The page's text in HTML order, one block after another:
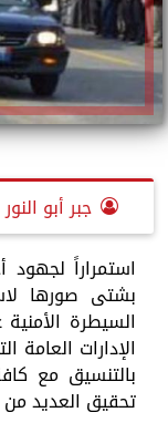
جبر أبو النور
استمراراً لجهود
بشتى صورها
السيطرة
الإدارات العامة
تحقيق العديد من